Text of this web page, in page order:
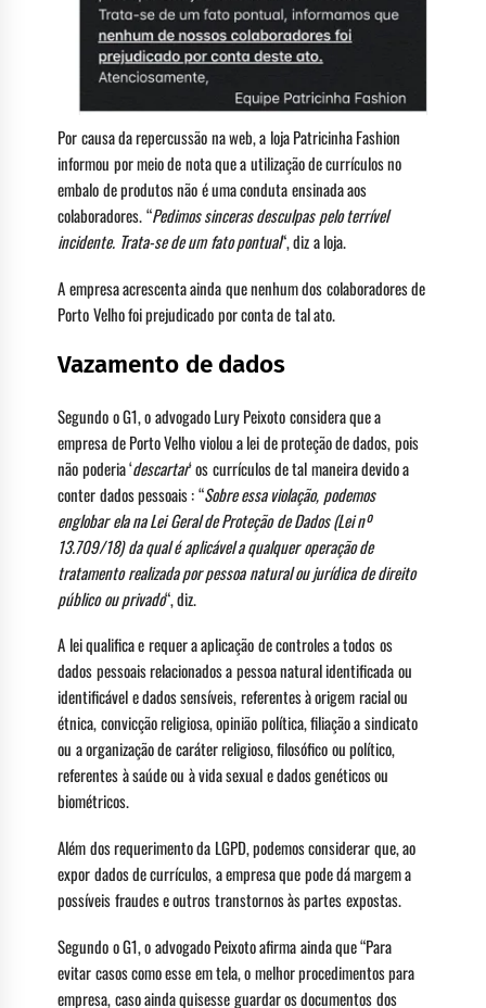
Por causa da repercussão na web, a loja Patricinha Fashion
informou por meio de nota que a utilização de currículos no
embalo de produtos não é uma conduta ensinada aos
colaboradores. “Pedimos sinceras desculpas pelo terrível
incidente. Trata-se de um fato pontual“, diz a loja.
A empresa acrescenta ainda que nenhum dos colaboradores de
Porto Velho foi prejudicado por conta de tal ato.
Vazamento de dados
Segundo o G1, o advogado Lury Peixoto considera que a
empresa de Porto Velho violou a lei de proteção de dados, pois
não poderia ‘descartar‘ os currículos de tal maneira devido a
conter dados pessoais : “Sobre essa violação, podemos
englobar ela na Lei Geral de Proteção de Dados (Lei nº
13.709/18) da qual é aplicável a qualquer operação de
tratamento realizada por pessoa natural ou jurídica de direito
público ou privado“, diz.
A lei qualifica e requer a aplicação de controles a todos os
dados pessoais relacionados a pessoa natural identificada ou
identificável e dados sensíveis, referentes à origem racial ou
étnica, convicção religiosa, opinião política, filiação a sindicato
ou a organização de caráter religioso, filosófico ou político,
referentes à saúde ou à vida sexual e dados genéticos ou
biométricos.
Além dos requerimento da LGPD, podemos considerar que, ao
expor dados de currículos, a empresa que pode dá margem a
possíveis fraudes e outros transtornos às partes expostas.
Segundo o G1, o advogado Peixoto afirma ainda que “Para
evitar casos como esse em tela, o melhor procedimentos para
empresa, caso ainda quisesse guardar os documentos dos